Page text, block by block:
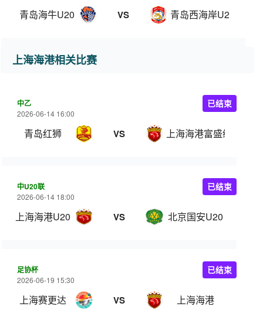
青岛海牛U20 VS 青岛西海岸U20
上海海港相关比赛
中乙
2026-06-14 16:00
青岛红狮 VS 上海海港富盛经开
已结束
中U20联
2026-06-14 18:00
上海海港U20 VS 北京国安U20
已结束
足协杯
2026-06-19 15:30
上海赛更达 VS 上海海港
已结束